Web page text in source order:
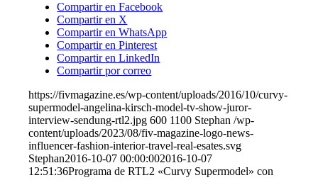
Compartir en Facebook
Compartir en X
Compartir en WhatsApp
Compartir en Pinterest
Compartir en LinkedIn
Compartir por correo
https://fivmagazine.es/wp-content/uploads/2016/10/curvy-
supermodel-angelina-kirsch-model-tv-show-juror-
interview-sendung-rtl2.jpg 600 1100 Stephan /wp-
content/uploads/2023/08/fiv-magazine-logo-news-
influencer-fashion-interior-travel-real-esates.svg
Stephan2016-10-07 00:00:002016-10-07
12:51:36Programa de RTL2 «Curvy Supermodel» con